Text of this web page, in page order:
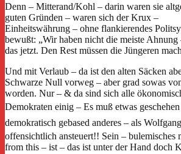
Denn – Mitterand/Kohl – darin waren sie
guten Gründen – waren sich der Krux –
Einheitswährung – ohne flankierendes
bewußt: „Wir haben nicht die meiste Ahnung
das jetzt. Den Rest müssen die Jüngeren
Und mit Verlaub – da ist den alten Säcken
Schwarze Null vorweg – aber grad sowas
worden. Nur – & da sind sich alle
Demokraten einig – Es muß etwas
demokratisch gebased anderes – als
offensichtlich ansteuert!! Sein – bulemisches
from this – ist – das ist unter der Hand doch